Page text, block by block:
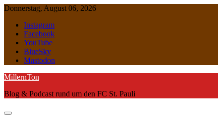
Skip
content
Donnerstag, August 06, 2026
Instagram
Facebook
YouTube
BlueSky
Mastodon
MillernTon
Blog & Podcast rund um den FC St. Pauli